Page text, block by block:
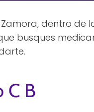
dentro de
busques
C B